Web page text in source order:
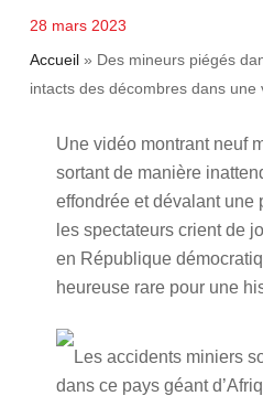
28 mars 2023
Accueil» Des mineurs piégés
intacts des décombres dans une
Une vidéo montrant neuf
sortant de manière
effondrée et dévalant une
les spectateurs crient de
en République
heureuse rare pour une
Les accidents miniers
dans ce pays géant